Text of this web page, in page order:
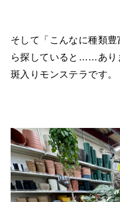
そして「こんなに種類
ら探していると……あり
斑入りモンステラです。